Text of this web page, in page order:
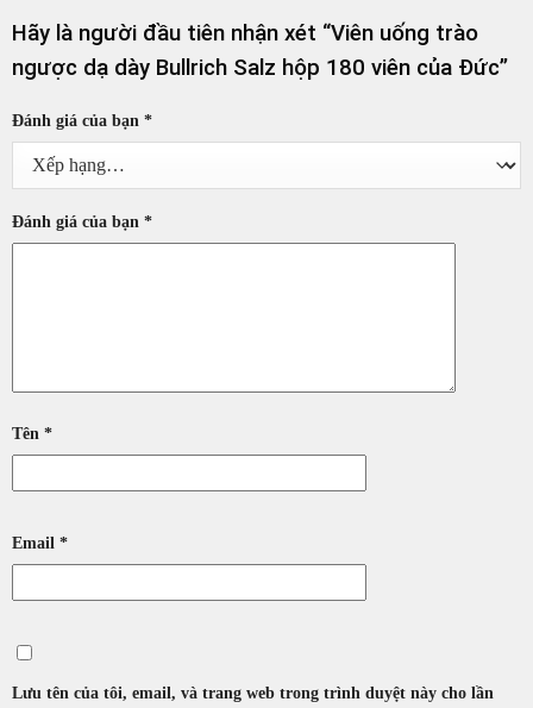
Hãy là người đầu tiên nhận xét “Viên uống trào
ngược dạ dày Bullrich Salz hộp 180 viên của Đức”
Đánh giá của bạn *
Đánh giá của bạn *
Tên *
Email *
Lưu tên của tôi, email, và trang web trong trình duyệt này cho lần